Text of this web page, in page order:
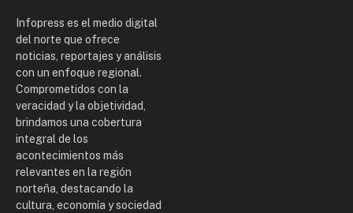
Infopress es el medio digital
del norte que ofrece
noticias, reportajes y análisis
con un enfoque regional.
Comprometidos con la
veracidad y la objetividad,
brindamos una cobertura
integral de los
acontecimientos más
relevantes en la región
norteña, destacando la
cultura, economía y sociedad